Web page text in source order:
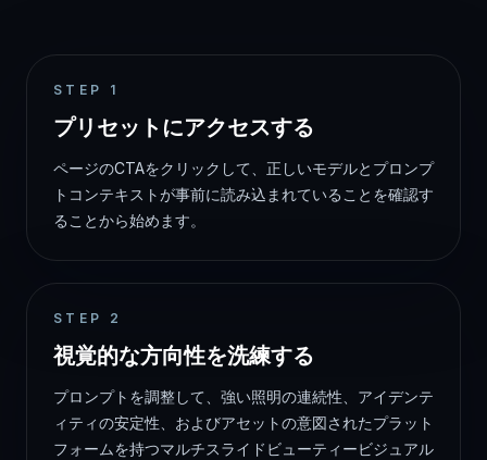
STEP 1
プリセットにアクセスする
ページのCTAをクリックして、正しいモデルとプロンプ
トコンテキストが事前に読み込まれていることを確認す
ることから始めます。
STEP 2
視覚的な方向性を洗練する
プロンプトを調整して、強い照明の連続性、アイデンテ
ィティの安定性、およびアセットの意図されたプラット
フォームを持つマルチスライドビューティービジュアル